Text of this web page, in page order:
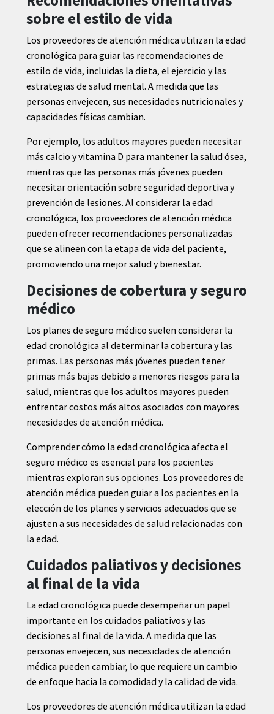
sobre el estilo de vida
Los proveedores de atención médica utilizan la edad
cronológica para guiar las recomendaciones de
estilo de vida, incluidas la dieta, el ejercicio y las
estrategias de salud mental. A medida que las
personas envejecen, sus necesidades nutricionales y
capacidades físicas cambian.
Por ejemplo, los adultos mayores pueden necesitar
más calcio y vitamina D para mantener la salud ósea,
mientras que las personas más jóvenes pueden
necesitar orientación sobre seguridad deportiva y
prevención de lesiones. Al considerar la edad
cronológica, los proveedores de atención médica
pueden ofrecer recomendaciones personalizadas
que se alineen con la etapa de vida del paciente,
promoviendo una mejor salud y bienestar.
Decisiones de cobertura y seguro
médico
Los planes de seguro médico suelen considerar la
edad cronológica al determinar la cobertura y las
primas. Las personas más jóvenes pueden tener
primas más bajas debido a menores riesgos para la
salud, mientras que los adultos mayores pueden
enfrentar costos más altos asociados con mayores
necesidades de atención médica.
Comprender cómo la edad cronológica afecta el
seguro médico es esencial para los pacientes
mientras exploran sus opciones. Los proveedores de
atención médica pueden guiar a los pacientes en la
elección de los planes y servicios adecuados que se
ajusten a sus necesidades de salud relacionadas con
la edad.
Cuidados paliativos y decisiones
al final de la vida
La edad cronológica puede desempeñar un papel
importante en los cuidados paliativos y las
decisiones al final de la vida. A medida que las
personas envejecen, sus necesidades de atención
médica pueden cambiar, lo que requiere un cambio
de enfoque hacia la comodidad y la calidad de vida.
Los proveedores de atención médica utilizan la edad